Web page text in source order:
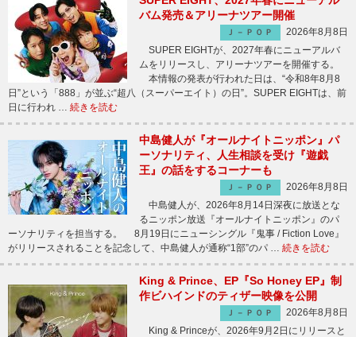
バム発売＆アリーナツアー開催
Ｊ－ＰＯＰ
2026年8月8日
SUPER EIGHTが、2027年春にニューアルバ
ムをリリースし、アリーナツアーを開催する。
本情報の発表が行われた日は、“令和8年8月8
日”という「888」が並ぶ“超八（スーパーエイト）の日”。SUPER EIGHTは、前
日に行われ … 続きを読む
中島健人が『オールナイトニッポン』パ
ーソナリティ、人生相談を受け『遊戯
王』の話をするコーナーも
Ｊ－ＰＯＰ
2026年8月8日
中島健人が、2026年8月14日深夜に放送とな
るニッポン放送『オールナイトニッポン』のパ
ーソナリティを担当する。 8月19日にニューシングル『鬼事 / Fiction Love』
がリリースされることを記念して、中島健人が通称“1部”のパ … 続きを読む
King & Prince、EP『So Honey EP』制
作ビハインドのティザー映像を公開
Ｊ－ＰＯＰ
2026年8月8日
King & Princeが、2026年9月2日にリリースと